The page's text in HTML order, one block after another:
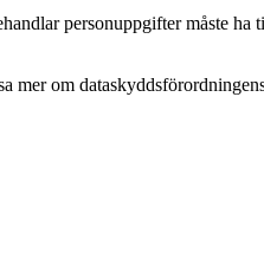
personuppgifter måste ha
mer om